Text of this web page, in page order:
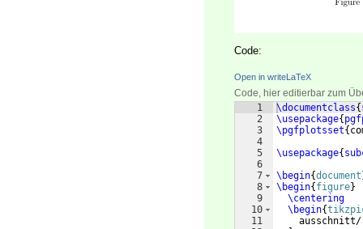
Code:
Open in writeLaTeX
Code, hier editierbar zum
1
2
3
4
5
6
7
8
9
10
11
\documentclass{
\usepackage{
\pgfplotsset{
\usepackage{
\begin{document
\begin{ figure}
\centering
\begin{